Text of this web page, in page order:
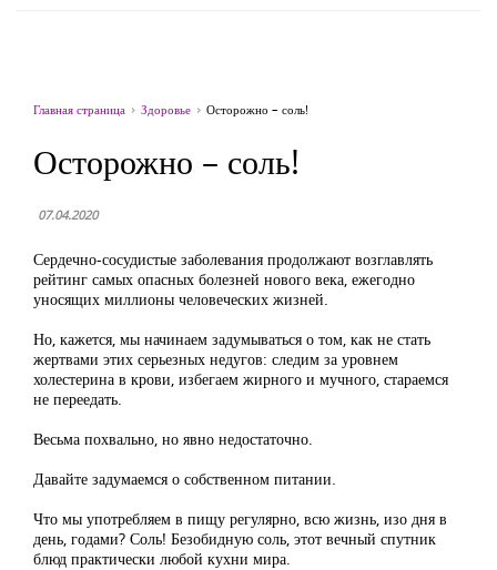
Главная страница Здоровье Осторожно – соль!
Осторожно – соль!
07.04.2020
Сердечно-сосудистые заболевания продолжают возглавлять
рейтинг самых опасных болезней нового века, ежегодно
уносящих миллионы человеческих жизней.
Но, кажется, мы начинаем задумываться о том, как не стать
жертвами этих серьезных недугов: следим за уровнем
холестерина в крови, избегаем жирного и мучного, стараемся
не переедать.
Весьма похвально, но явно недостаточно.
Давайте задумаемся о собственном питании.
Что мы употребляем в пищу регулярно, всю жизнь, изо дня в
день, годами? Соль! Безобидную соль, этот вечный спутник
блюд практически любой кухни мира.